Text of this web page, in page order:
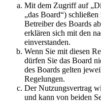
Mit dem Zugriff auf
„das Board“)
Betreiber des Boards
erklären sich mit den
einverstanden.
Wenn Sie mit diesen
dürfen Sie das Board
des Boards gelten
Regelungen.
Der Nutzungsvertrag
und kann von beiden